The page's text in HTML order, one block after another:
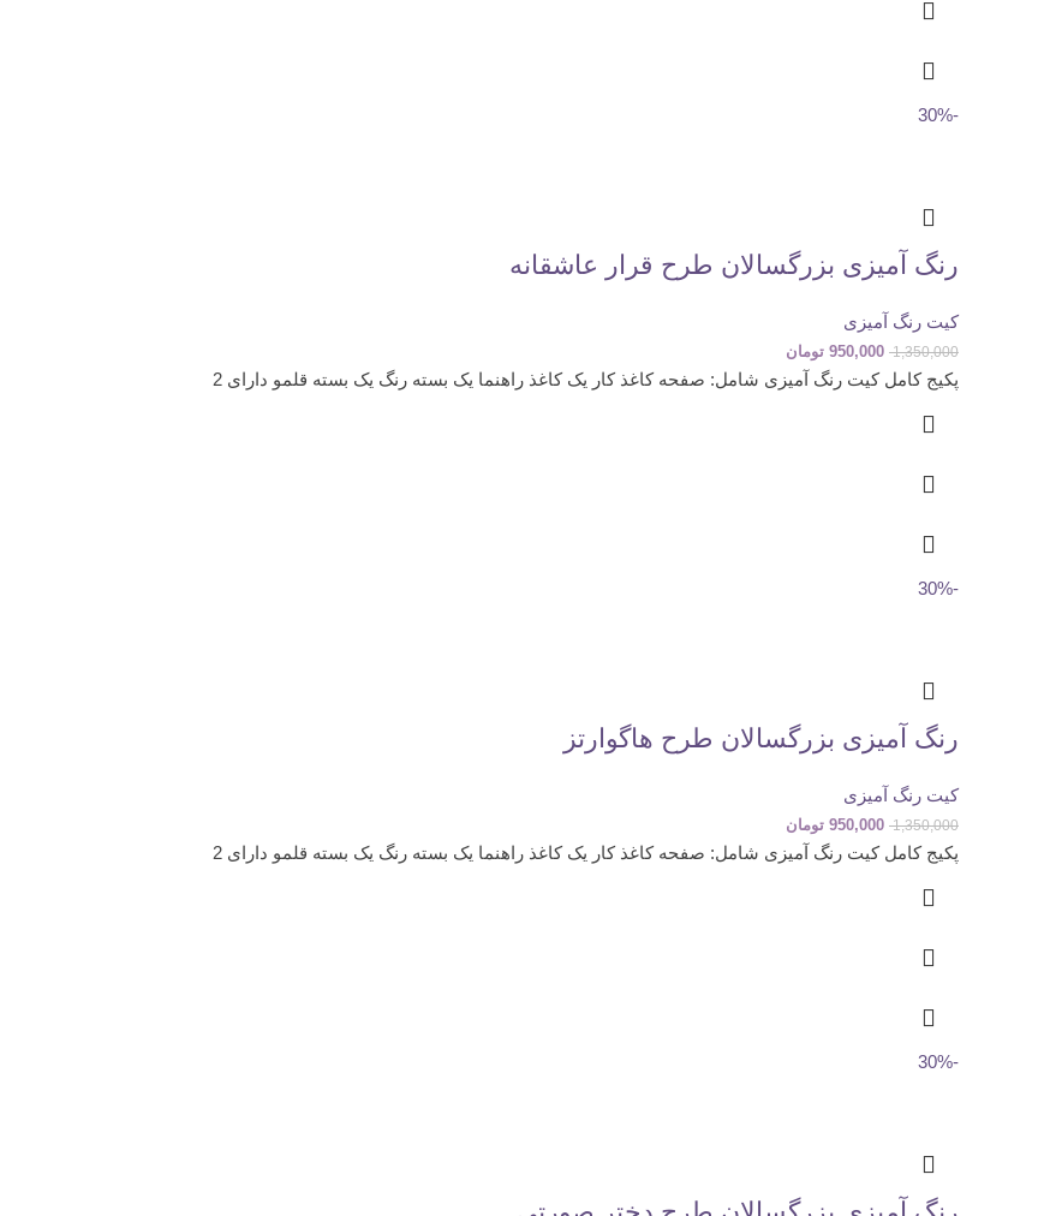
-30%
رنگ آمیزی بزرگسالان طرح قرار عاشقانه
کیت رنگ آمیزی
1,350,000
950,000 تومان
پکیج کامل کیت رنگ آمیزی شامل: صفحه کاغذ کار یک کاغذ راهنما یک بسته رنگ یک بسته قلمو دارای 2
-30%
رنگ آمیزی بزرگسالان طرح هاگوارتز
کیت رنگ آمیزی
1,350,000
950,000 تومان
پکیج کامل کیت رنگ آمیزی شامل: صفحه کاغذ کار یک کاغذ راهنما یک بسته رنگ یک بسته قلمو دارای 2
-30%